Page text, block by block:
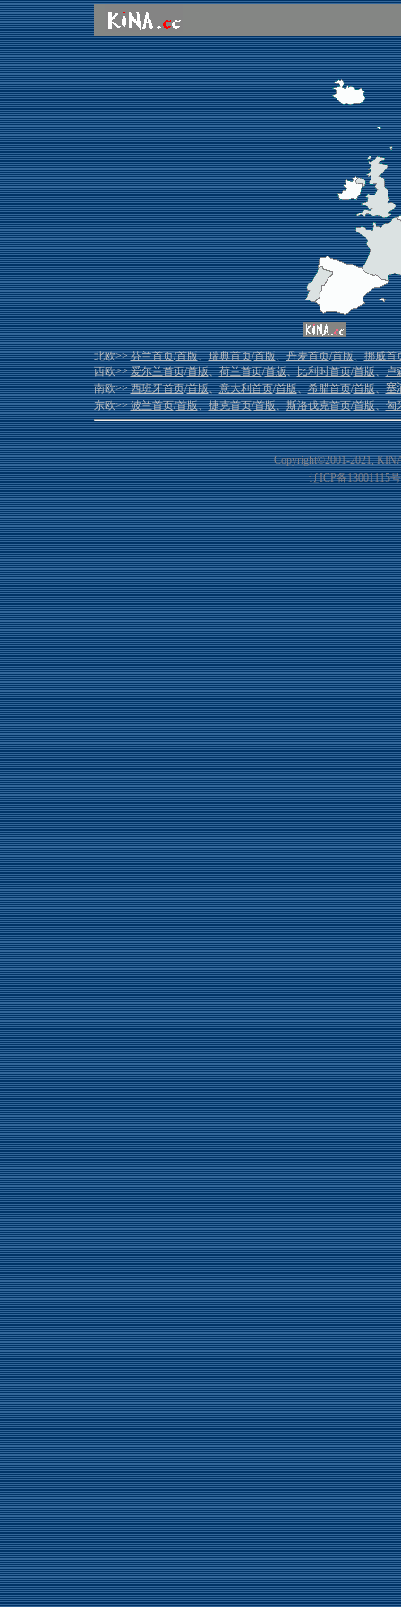
北欧>>芬兰首页/首版、瑞典首页/首版、丹麦首页/首版、挪威首
西欧>>爱尔兰首页/首版、荷兰首页/首版、比利时首页/首版、卢
南欧>>西班牙首页/首版、意大利首页/首版、希腊首页/首版、塞
东欧>>波兰首页/首版、捷克首页/首版、斯洛伐克首页/首版、匈
Copyright©2001-2021,
辽ICP备13001115